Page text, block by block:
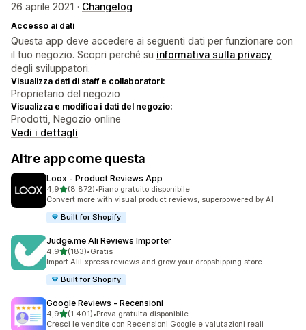
26 aprile 2021 · Changelog
Accesso ai dati
Questa app deve accedere ai seguenti dati per funzionare con
il tuo negozio. Scopri perché su informativa sulla privacy
degli sviluppatori.
Visualizza dati di staff e collaboratori:
Proprietario del negozio
Visualizza e modifica i dati del negozio:
Prodotti, Negozio online
Vedi i dettagli
Altre app come questa
Loox ‑ Product Reviews App
4,9stelle su 5
(8.872)
8872 recensioni totali
•Piano gratuito disponibile
Convert more with visual product reviews, superpowered by AI
Built for Shopify
Judge.me Ali Reviews Importer
4,9stelle su 5
(183)
183 recensioni totali
•Gratis
Import AliExpress reviews and grow your dropshipping store
Built for Shopify
Google Reviews ‑ Recensioni
4,9stelle su 5
(1.401)
1401 recensioni totali
•Prova gratuita disponibile
Cresci le vendite con Recensioni Google e valutazioni reali